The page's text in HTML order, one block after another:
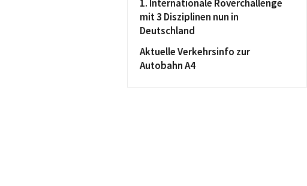
1. Internationale Roverchallenge
mit 3 Disziplinen nun in
Deutschland
Aktuelle Verkehrsinfo zur
Autobahn A4